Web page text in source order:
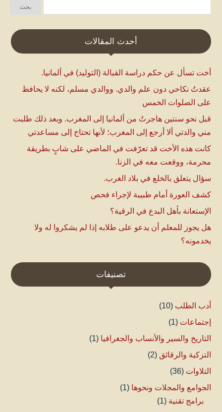
أحدث المقالات
أخت تسأل عن حكم دراسة القبالة (التوليد) في ألمانيا.
عقدتُ نكاحي دون علم والدي. ووالدي مسلم، لكنه لا يحافظ
على الصلوات الخمس
قبل نحو سنتين هاجرتُ من ألمانيا إلى المغرب. وبعد ذلك طلبت
مني والدتي ألا أرجع إلى المغرب؛ لأنها تحتاج إلى مساعدتي
كانت هذه الأخت قد تعرّفت في الماضي على شابٍ بطريقة
محرمة، ووقعت معه في الزنا.
سؤال يتعلق بالخلع في بلاد الغرب.
كشف العورة أمام طبيبة لإجراء فحص
الإستعانة بأهل البدع في الرقية؟
هل يجوز للمعلم أن يدعو على طلابه إذا لم يشكروا له ولا
يخدمونه؟
تصنيفات
أدب الطلب (10)
إجتماعات (1)
التاريخ والسير والأنساب والجغرافيا (1)
التزكية والرقائق (2)
التلاوات (36)
الجوامع والمجلات ونحوها (1)
برامج تقنية (1)